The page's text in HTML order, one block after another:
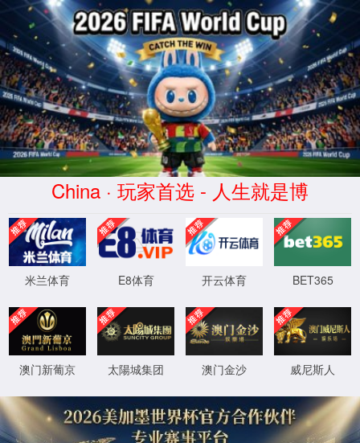
2026买世界杯赛事网站(中国
区)-Official website
返回首页